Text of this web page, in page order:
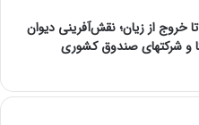
خروج از زیان؛ نقش‌آفرینی دیوان
و شرکتهای صندوق کشوری